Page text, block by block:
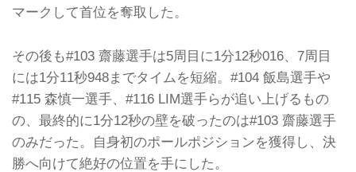
マークして首位を奪取した。
その後も#103 齋藤選手は5周目に1分12秒016、7周目
には1分11秒948までタイムを短縮。#104 飯島選手や
#115 森慎一選手、#116 LIM選手らが追い上げるもの
の、最終的に1分12秒の壁を破ったのは#103 齋藤選手
のみだった。自身初のポールポジションを獲得し、決
勝へ向けて絶好の位置を手にした。